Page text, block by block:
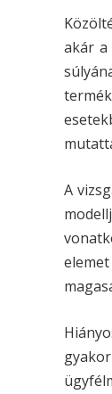
akár a
A